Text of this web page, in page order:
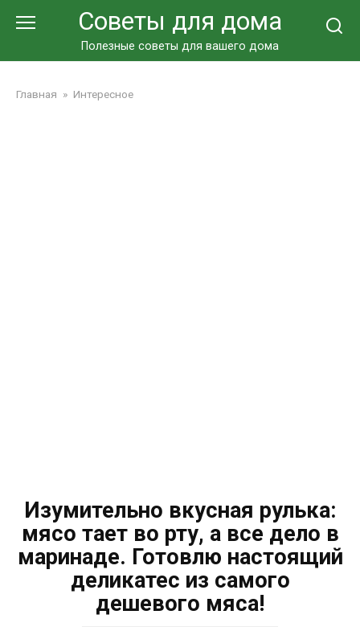
Советы для дома
Полезные советы для вашего дома
Главная » Интересное
Изумительно вкусная рулька:
мясо тает во рту, а все дело в
маринаде. Готовлю настоящий
деликатес из самого
дешевого мяса!